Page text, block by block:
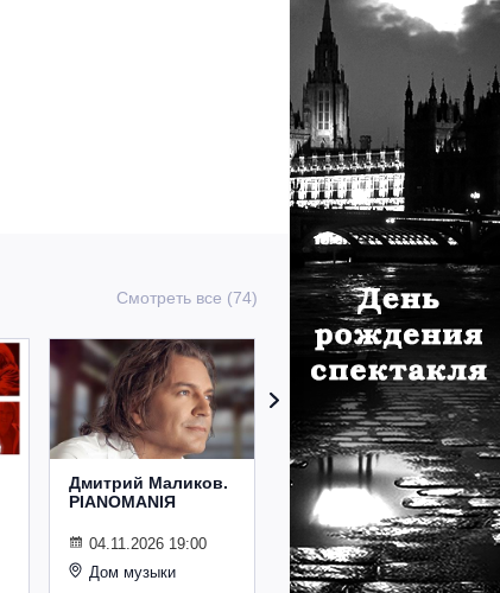
Смотреть все (74)
Дмитрий Маликов.
PIANOMANIЯ
04.11.2026 19:00
Дом музыки
Рождественский
концерт
Владимира
Спивакова
24.12.2026 19:00